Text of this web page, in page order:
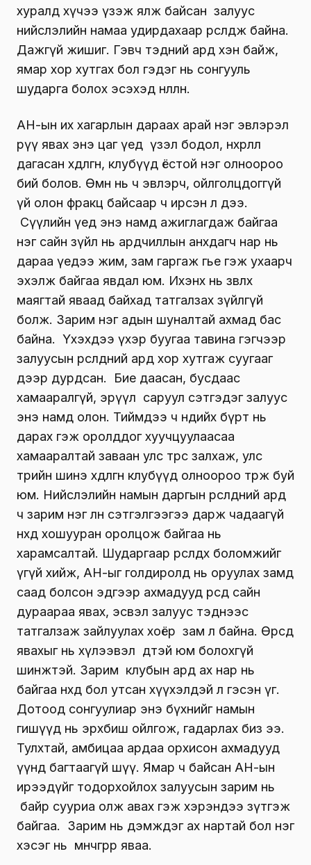
хуралд хүчээ үзэж ялж байсан залуус
нийслэлийн намаа удирдахаар өрсөлдөж байна.
Дажгүй жишиг. Гэвч тэдний ард хэн байж,
ямар хор хутгах бол гэдэг нь сонгууль
шударга болох эсэхэд нөлөөлнө.
АН-ын их хагарлын дараах арай нэг эвлэрэл
рүү явах энэ цаг үед үзэл бодол, нөхөрлөлөө
дагасан хөдөлгөөн, клубүүд ёстой нэг олноороо
бий болов. Өмнө нь ч эвлэрч, ойлголцдоггүй
үй олон фракц байсаар ч ирсэн л дээ.
Сүүлийн үед энэ намд ажиглагдаж байгаа
нэг сайн зүйл нь ардчиллын анхдагч нар нь
дараа үедээ жим, зам гаргаж өгье гэж ухаарч
эхэлж байгаа явдал юм. Ихэнх нь зөвлөх
маягтай яваад байхад татгалзах зүйлгүй
болж. Зарим нэг адын шуналтай ахмад бас
байна. Үхэхдээ үхэр буугаа тавина гэгчээр
залуусын өрсөлдөөний ард хор хутгаж суугааг
дээр дурдсан. Бие даасан, бусдаас
хамааралгүй, эрүүл саруул сэтгэдэг залуус
энэ намд олон. Тиймдээ ч өндийх бүрт нь
дарах гэж оролддог хуучцуулаасаа
хамааралтай заваан улс төрөөс залхаж, улс
төрийн шинэ хөдөлгөөн клубүүд олноороо төрж буй
юм. Нийслэлийн намын даргын өрсөлдөөний ард
ч зарим нэг өлөн сэтгэлгээгээ дарж чадаагүй
нөхөд хошууран оролцож байгаа нь
харамсалтай. Шударгаар өрсөлдөх боломжийг
үгүй хийж, АН-ыг голдиролд нь оруулах замд
саад болсон эдгээр ахмадууд өөрсдөө сайн
дураараа явах, эсвэл залуус тэднээс
татгалзаж зайлуулах хоёр зам л байна. Өөрсдөө
явахыг нь хүлээвэл өөдтэй юм болохгүй
шинжтэй. Зарим клубын ард ах нар нь
байгаа нөхөд бол утсан хүүхэлдэй л гэсэн үг.
Дотоод сонгуулиар энэ бүхнийг намын
гишүүд нь эрхбиш ойлгож, гадарлах биз ээ.
Тулхтай, амбицаа ардаа орхисон ахмадууд
үүнд багтаагүй шүү. Ямар ч байсан АН-ын
ирээдүйг тодорхойлох залуусын зарим нь
байр сууриа олж авах гэж хэрэндээ зүтгэж
байгаа. Зарим нь дэмждэг ах нартай бол нэг
хэсэг нь мөнчгөрөөрөө яваа.